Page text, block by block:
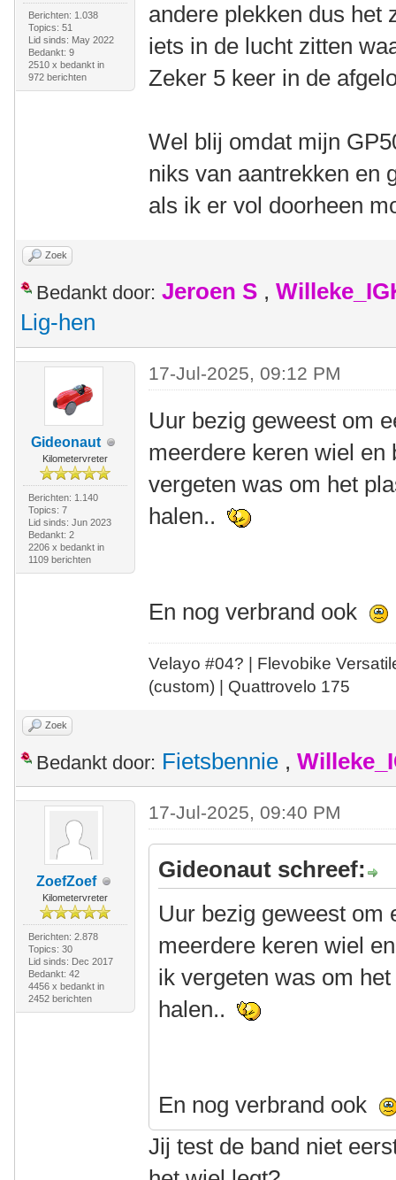
Berichten: 1.038
Topics: 51
Lid sinds: May 2022
Bedankt: 9
2510 x bedankt in
972 berichten
andere plekken dus het
iets in de lucht zitten
Zeker 5 keer in de
Wel blij omdat mijn
niks van aantrekken en
als ik er vol doorheen
Zoek
Bedankt door: Jeroen S ,
Lig-hen
Gideonaut
Kilometervreter
Berichten: 1.140
Topics: 7
Lid sinds: Jun 2023
Bedankt: 2
2206 x bedankt in
1109 berichten
17-Jul-2025, 09:12 PM
Uur bezig geweest om
meerdere keren wiel en
vergeten was om het
halen..
En nog verbrand ook
Velayo #04? | Flevobike
(custom) | Quattrovelo 175
Zoek
Bedankt door: Fietsbennie ,
ZoefZoef
Kilometervreter
Berichten: 2.878
Topics: 30
Lid sinds: Dec 2017
Bedankt: 42
4456 x bedankt in
2452 berichten
17-Jul-2025, 09:40 PM
Gideonaut schreef:
Uur bezig geweest om
meerdere keren wiel
ik vergeten was om
halen..
En nog verbrand ook
Jij test de band niet